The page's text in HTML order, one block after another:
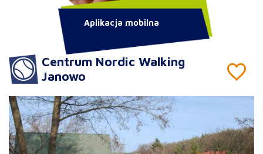
Centrum Nordic Walking
Janowo
Aplikacja mobilna